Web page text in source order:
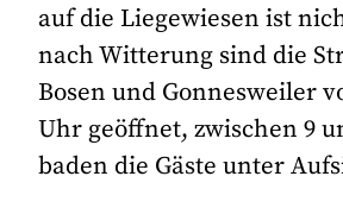
auf die Liegewiesen ist
nach Witterung sind die
Bosen und Gonnesweiler
Uhr geöffnet, zwischen 9
baden die Gäste unter